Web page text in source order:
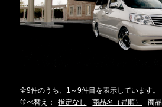
全9件のうち、1～9件目を表示しています。
並べ替え：
指定なし 商品名（昇順） 商